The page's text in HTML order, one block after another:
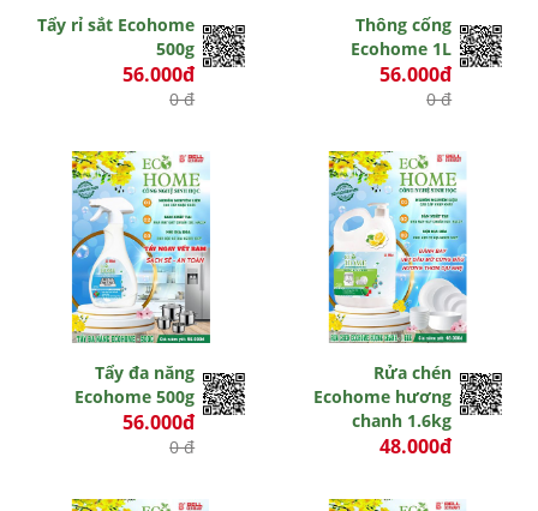
Tẩy rỉ sắt Ecohome
500g
56.000đ
0 đ
Thông cống
Ecohome 1L
56.000đ
0 đ
Tẩy đa năng
Ecohome 500g
56.000đ
0 đ
Rửa chén
Ecohome hương
chanh 1.6kg
48.000đ